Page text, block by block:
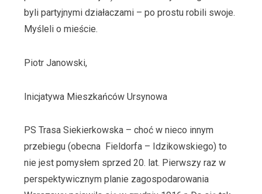
byli partyjnymi działaczami – po prostu robili swoje.
Myśleli o mieście.
Piotr Janowski,
Inicjatywa Mieszkańców Ursynowa
PS Trasa Siekierkowska – choć w nieco innym
przebiegu (obecna Fieldorfa – Idzikowskiego) to
nie jest pomysłem sprzed 20. lat. Pierwszy raz w
perspektywicznym planie zagospodarowania